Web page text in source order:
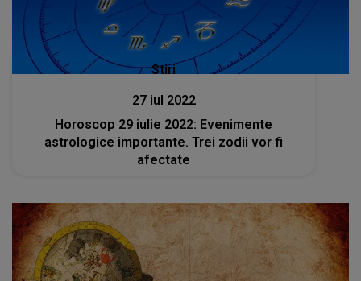
Stiri
27 iul 2022
Horoscop 29 iulie 2022: Evenimente
astrologice importante. Trei zodii vor fi
afectate